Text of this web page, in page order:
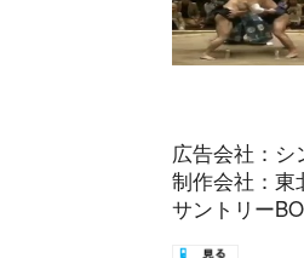
広告会社：
制作会社：東
サントリー